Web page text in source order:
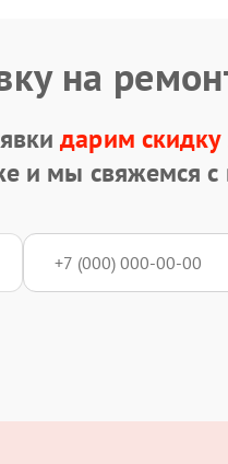
на
дарим
и мы свяжемся